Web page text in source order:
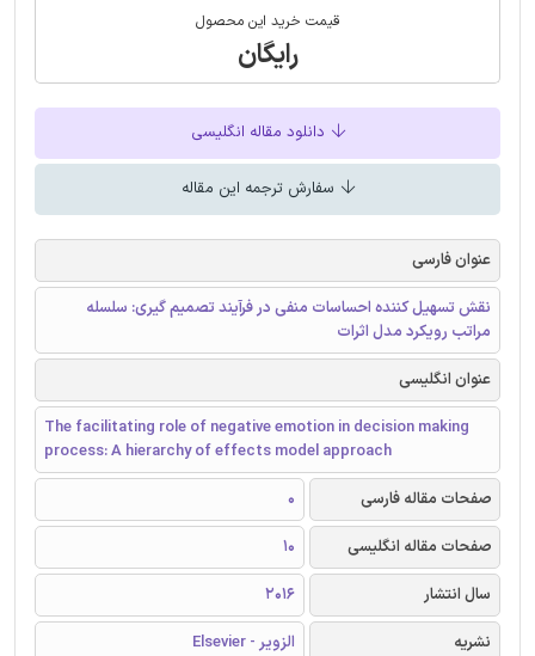
قیمت خرید این محصول
رایگان
دانلود مقاله انگلیسی
سفارش ترجمه این مقاله
عنوان فارسی
نقش تسهیل کننده احساسات منفی در فرآیند تصمیم گیری: سلسله
مراتب رویکرد مدل اثرات
عنوان انگلیسی
The facilitating role of negative emotion in decision making
process: A hierarchy of effects model approach
صفحات مقاله فارسی
0
صفحات مقاله انگلیسی
10
سال انتشار
2016
نشریه
الزویر - Elsevier